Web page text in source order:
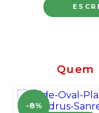
-8%